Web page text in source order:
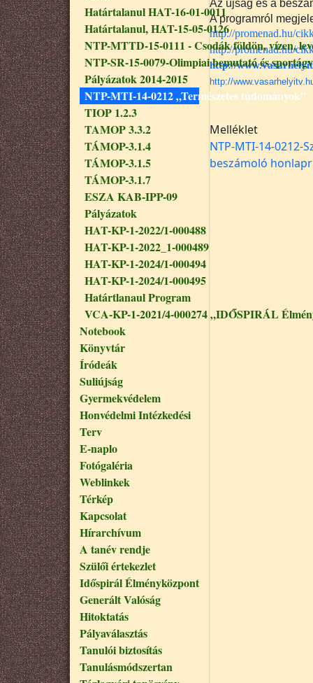
Határtalanul HAT-16-01-0011
Határtalanul, HAT-15-05-0126
NTP-MTTD-15-0111 - Csodák földön, vízen,
NTP-SR-15-0079-Olimpiai bemutató és
Pályázatok 2014-2015
NTP-MTI-14-0212 „Természetes tudományok”
TIOP 1.2.3
TAMOP 3.3.2
TÁMOP-3.1.4
TÁMOP-3.1.5
TÁMOP-3.1.7
ESZA KAB-IPP-09
Pályázatok
HAT-KP-1-2022/1-000488
HAT-KP-1-2022_1-000489
HAT-KP-1-2024/1-000494
HAT-KP-1-2024/1-000495
Határtlanaul Program
VCA-KP-1-2021/4-000274 „IDŐSPIRÁL
Notebook
Könyvtár
Íródeák
Suliújság
Gyermekvédelem
Honvédelmi Intézkedési
Terv
E-naplo
Fotógaléria
Weblinkek
Térkép
Kapcsolat
Hírarchívum
A tanév rendje
Szülői értekezlet
Időspirál Élményközpont
Generált Valóság
Hitoktatás
Pályaválasztás
Tanulói biztosítás
Tanulásmódszertan
Az újság és a
A programról
http://promenad.hu/
http://promenad.hu/
http://
http://
Melléklet
NTP-MTI-14-0212-
beszámoló